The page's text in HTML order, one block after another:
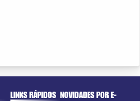
LINKS RÁPIDOS NOVIDADES POR E-